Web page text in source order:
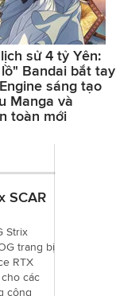
sử 4 tỷ Yên:
Bandai bắt tay
sáng tạo
Manga và
toàn mới
SCAR
Strix
trang bị
RTX
các
công